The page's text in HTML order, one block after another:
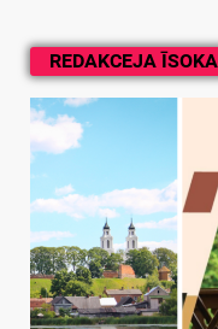
REDAKCEJA ĪSOKA